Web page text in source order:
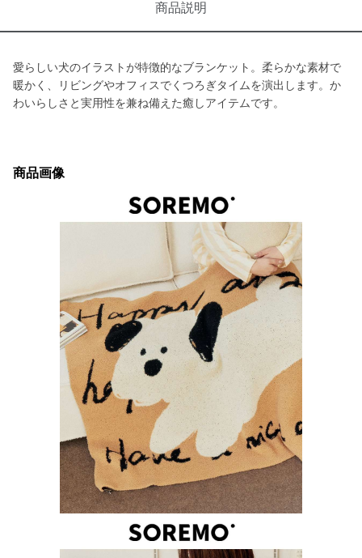
商品説明
愛らしい犬のイラストが特徴的なブランケット。柔らかな素材で
暖かく、リビングやオフィスでくつろぎタイムを演出します。か
わいらしさと実用性を兼ね備えた癒しアイテムです。
商品画像